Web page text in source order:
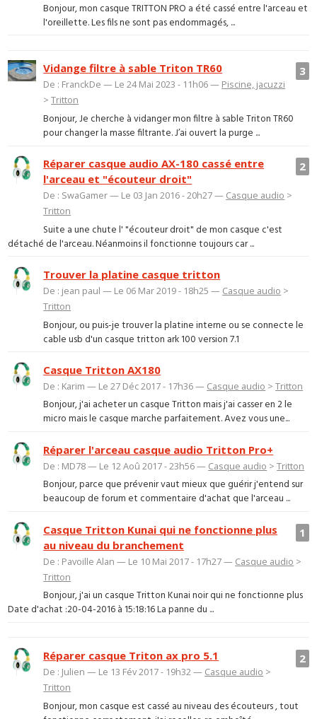
Bonjour, mon casque TRITTON PRO a été cassé entre l'arceau et
l'oreillette. Les fils ne sont pas endommagés, ...
3
Vidange filtre à sable Triton TR60
De : FranckDe — Le 24 Mai 2023 - 11h06 — Piscine, jacuzzi
>Tritton
Bonjour, Je cherche à vidanger mon filtre à sable Triton TR60
pour changer la masse filtrante. J’ai ouvert la purge ...
2
Réparer casque audio AX-180 cassé entre
l'arceau et "écouteur droit"
De : SwaGamer — Le 03 Jan 2016 - 20h27 — Casque audio >
Tritton
Suite a une chute l' "écouteur droit" de mon casque c'est
détaché de l'arceau. Néanmoins il fonctionne toujours car ...
Trouver la platine casque tritton
De : jean paul — Le 06 Mar 2019 - 18h25 — Casque audio >
Tritton
Bonjour, ou puis-je trouver la platine interne ou se connecte le
cable usb d'un casque tritton ark 100 version 7.1
Casque Tritton AX180
De : Karim — Le 27 Déc 2017 - 17h36 — Casque audio >Tritton
Bonjour, j'ai acheter un casque Tritton mais j'ai casser en 2 le
micro mais le casque marche parfaitement. Avez vous une...
Réparer l'arceau casque audio Tritton Pro+
De : MD78 — Le 12 Aoû 2017 - 23h56 — Casque audio >Tritton
Bonjour, parce que prévenir vaut mieux que guérir j'entend sur
beaucoup de forum et commentaire d'achat que l'arceau ...
1
Casque Tritton Kunai qui ne fonctionne plus
au niveau du branchement
De : Pavoille Alan — Le 10 Mai 2017 - 17h27 — Casque audio >
Tritton
Bonjour, j'ai un casque Tritton Kunai noir qui ne fonctionne plus
Date d'achat :20-04-2016 à 15:18:16 La panne du ...
2
Réparer casque Triton ax pro 5.1
De : Julien — Le 13 Fév 2017 - 19h32 — Casque audio >
Tritton
Bonjour, mon casque est cassé au niveau des écouteurs , tout